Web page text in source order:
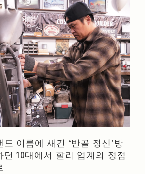
제품 제조
철강 산업
드 이름에 새긴 ‘반골 정신’방
던 10대에서 할리 업계의 정점